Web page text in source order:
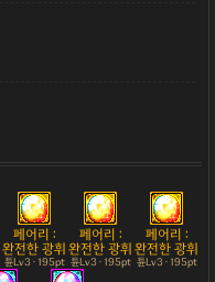
페어리 :
완전한 광휘
튠Lv3 · 195pt
페어리 :
완전한 광휘
튠Lv3 · 195pt
페어리 :
완전한 광휘
튠Lv3 · 195pt